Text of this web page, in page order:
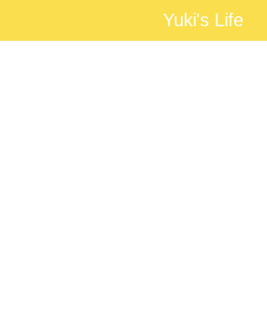
Yuki's LifeYuki's Life